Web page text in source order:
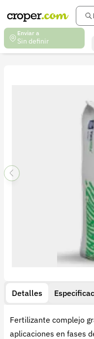
Enviar a
Sin definir
Detalles
Fertilizante complejo
aplicaciones en fases